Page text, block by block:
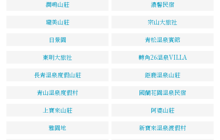
澗鳴山莊 濃馨民宿
瓏美山莊 宗山大旅社
日景園 青松溫泉賓館
東明大旅社 轉角26溫泉VILLA
長青溫泉度假山莊 鉅鹿溫泉山莊
青山溫泉度假村 國蘭花園溫泉民宿
上寶來山莊 阿婆山莊
雅園地 新寶來溫泉渡假村